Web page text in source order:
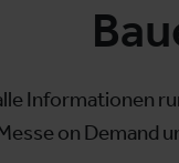
Informationen
on Demand